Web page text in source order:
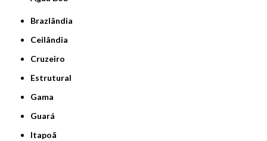
Brazlândia
Ceilândia
Cruzeiro
Estrutural
Gama
Guará
Itapoã